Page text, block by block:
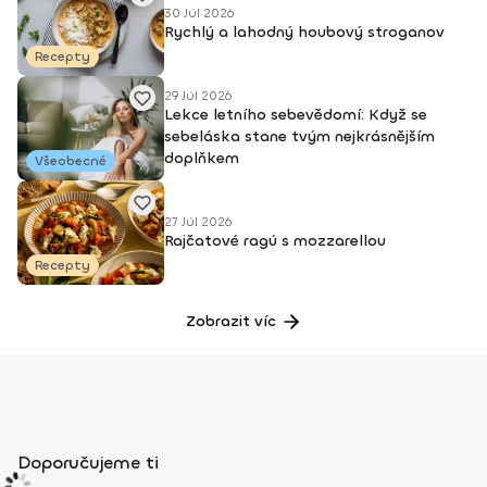
Recepty
30 Júl 2026
Rychlý a lahodný houbový stroganov
Všeobecné
29 Júl 2026
Lekce letního sebevědomí: Když se
sebeláska stane tvým nejkrásnějším
doplňkem
Recepty
27 Júl 2026
Rajčatové ragú s mozzarellou
Zobrazit víc
Doporučujeme ti